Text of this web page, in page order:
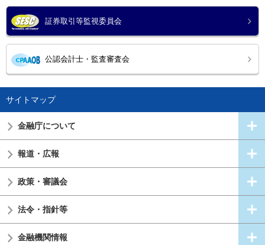
証券取引等監視委員会
公認会計士・監査審査会
サイトマップ
金融庁について
報道・広報
政策・審議会
法令・指針等
金融機関情報